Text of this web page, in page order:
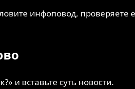
инфоповод, проверяете
и вставьте суть новости.